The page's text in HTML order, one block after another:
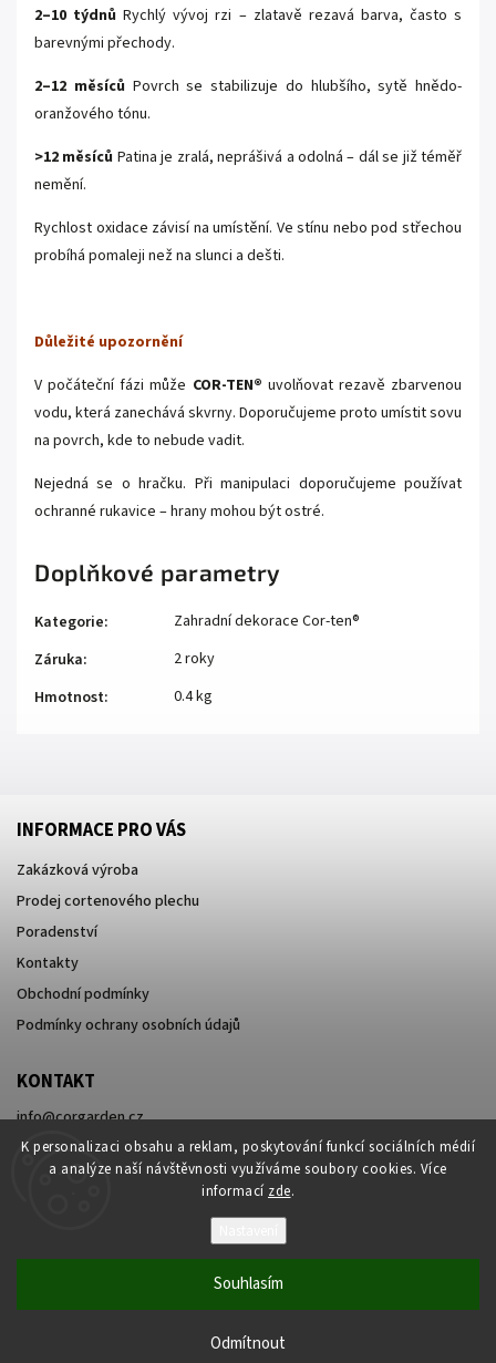
K personalizaci obsahu a reklam, poskytování funkcí sociálních médií
a analýze naší návštěvnosti využíváme soubory cookies. Více
informací zde.
Odmítnout
Souhlasím
2–10 týdnůRychlý vývoj rzi – zlatavě rezavá barva, často s
barevnými přechody.
2–12 měsíců Povrch se stabilizuje do hlubšího, sytě hnědo-
oranžového tónu.
>12 měsíců Patina je zralá, neprášivá a odolná – dál se již téměř
nemění.
Rychlost oxidace závisí na umístění. Ve stínu nebo pod střechou
probíhá pomaleji než na slunci a dešti.
Důležité upozornění
V počáteční fázi může COR-TEN® uvolňovat rezavě zbarvenou
vodu, která zanechává skvrny. Doporučujeme proto umístit sovu
na povrch, kde to nebude vadit.
Nejedná se o hračku. Při manipulaci doporučujeme používat
ochranné rukavice – hrany mohou být ostré.
Doplňkové parametry
Kategorie:
Zahradní dekorace Cor-ten®
Záruka:
2 roky
Hmotnost: 0.4 kg
INFORMACE PRO VÁS
Zakázková výroba
Prodej cortenového plechu
Poradenství
Kontakty
Obchodní podmínky
Podmínky ochrany osobních údajů
KONTAKT
info@corgarden.cz
+420 777 729 234
Copyright 2026Vybavení pro zahradu Corgarden. Všechna práva vyhrazena.
Shoptet| Design